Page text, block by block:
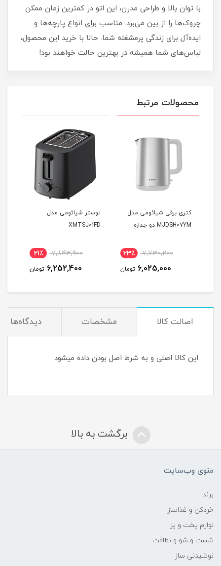
با توان بالا و طراحی مدرن، این اتو در کمترین زمان ممکن
چروک‌ها را از بین می‌برد. مناسب برای انواع پارچه‌ها و
ایده‌آل برای زندگی پرمشغله شما. حالا با خرید این محصول،
لباس‌های شما همیشه در بهترین حالت خواهند بود!
محصولات مرتبط
کتری برقی شیائومی مدل
MJDSH07YM دو جداره
7,730,200 23٪
6,025,000 تومان
توستر شیائومی مدل
XMTSJ01FD
7,843,900 21٪
6,252,400 تومان
اصالت کالا مشخصات دیدگاه‌ها
این کالا اصلی و به شرط اصل بودن داده میشود
برگشت به بالا
منوی وب‌سایت
برند
خردکن و غذاساز
لوازم پخت و پز
شست و شو و نظافت
نوشیدنی ساز